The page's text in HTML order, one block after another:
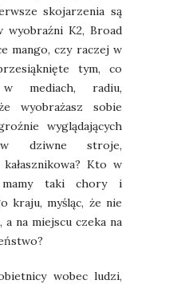
skojarzenia są
wyobraźni K2, Broad
mango, czy raczej w
tym, co
w mediach, radiu,
wyobrażasz sobie
wyglądających
dziwne stroje,
Kto w
taki chory i
kraju, myśląc, że nie
na miejscu czeka na
wobec ludzi,